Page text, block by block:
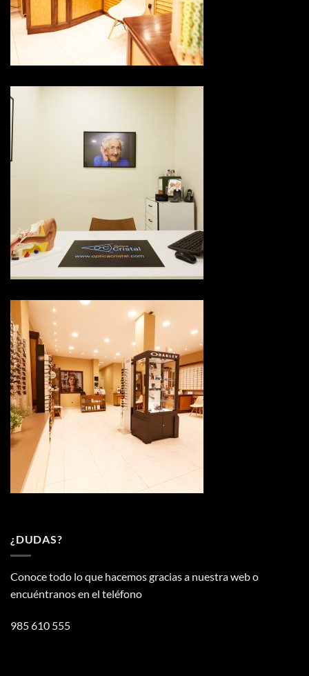
¿DUDAS?
Conoce todo lo que hacemos gracias a nuestra web o
encuéntranos en el teléfono
985 610 555